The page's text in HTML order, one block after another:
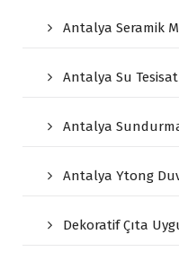
Antalya Seramik
Antalya Su
Antalya
Antalya Ytong
Dekoratif Çıta